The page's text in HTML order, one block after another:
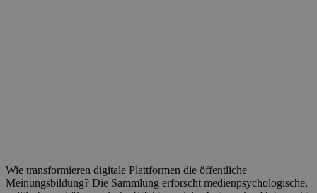
Wie transformieren digitale Plattformen die öffentliche
Meinungsbildung? Die Sammlung erforscht medienpsychologische,